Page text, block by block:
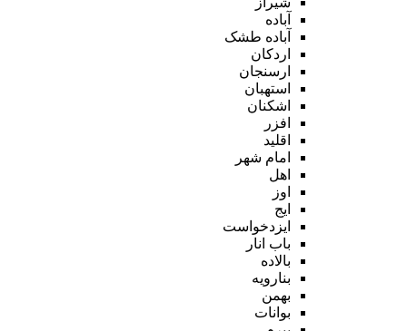
آباده
آباده طشک
اردکان
ارسنجان
استهبان
اشکنان
افزر
اقلید
امام شهر
اهل
اوز
ایج
ایزدخواست
باب انار
بالاده
بنارویه
بهمن
بوانات